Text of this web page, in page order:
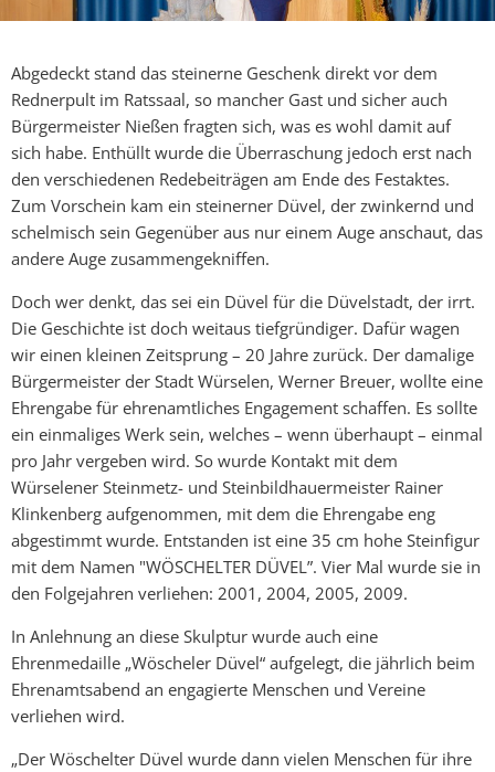
Abgedeckt stand das steinerne Geschenk direkt vor dem
Rednerpult im Ratssaal, so mancher Gast und sicher auch
Bürgermeister Nießen fragten sich, was es wohl damit auf
sich habe. Enthüllt wurde die Überraschung jedoch erst nach
den verschiedenen Redebeiträgen am Ende des Festaktes.
Zum Vorschein kam ein steinerner Düvel, der zwinkernd und
schelmisch sein Gegenüber aus nur einem Auge anschaut, das
andere Auge zusammengekniffen.
Doch wer denkt, das sei ein Düvel für die Düvelstadt, der irrt.
Die Geschichte ist doch weitaus tiefgründiger. Dafür wagen
wir einen kleinen Zeitsprung – 20 Jahre zurück. Der damalige
Bürgermeister der Stadt Würselen, Werner Breuer, wollte eine
Ehrengabe für ehrenamtliches Engagement schaffen. Es sollte
ein einmaliges Werk sein, welches – wenn überhaupt – einmal
pro Jahr vergeben wird. So wurde Kontakt mit dem
Würselener Steinmetz- und Steinbildhauermeister Rainer
Klinkenberg aufgenommen, mit dem die Ehrengabe eng
abgestimmt wurde. Entstanden ist eine 35 cm hohe Steinfigur
mit dem Namen "WÖSCHELTER DÜVEL”. Vier Mal wurde sie in
den Folgejahren verliehen: 2001, 2004, 2005, 2009.
In Anlehnung an diese Skulptur wurde auch eine
Ehrenmedaille „Wöscheler Düvel“ aufgelegt, die jährlich beim
Ehrenamtsabend an engagierte Menschen und Vereine
verliehen wird.
„Der Wöschelter Düvel wurde dann vielen Menschen für ihre